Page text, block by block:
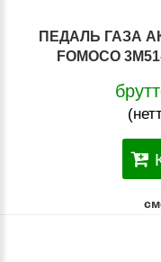
ПЕДАЛЬ ГАЗА
FOMOCO